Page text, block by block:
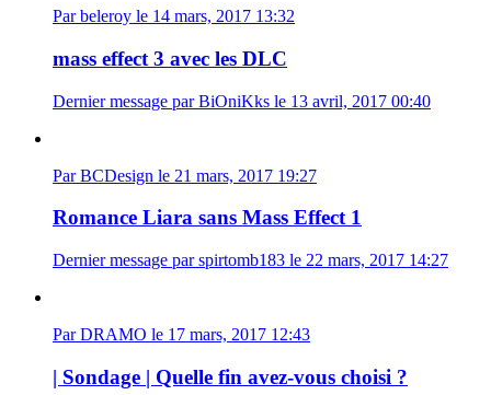
Par beleroy le 14 mars, 2017 13:32
mass effect 3 avec les DLC
Dernier message par BiOniKks le 13 avril, 2017 00:40
Par BCDesign le 21 mars, 2017 19:27
Romance Liara sans Mass Effect 1
Dernier message par spirtomb183 le 22 mars, 2017 14:27
Par DRAMO le 17 mars, 2017 12:43
| Sondage | Quelle fin avez-vous choisi ?